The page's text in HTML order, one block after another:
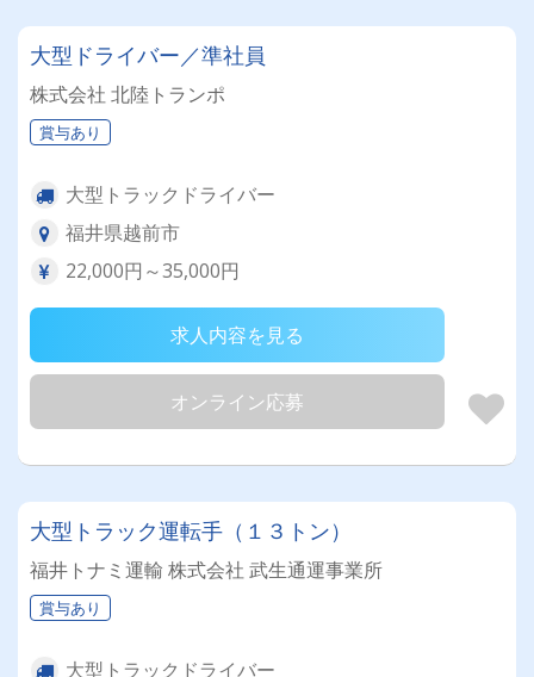
大型ドライバー／準社員
株式会社 北陸トランポ
賞与あり
大型トラックドライバー
福井県越前市
22,000円～35,000円
求人内容を見る
オンライン応募
大型トラック運転手（１３トン）
福井トナミ運輸 株式会社 武生通運事業所
賞与あり
大型トラックドライバー